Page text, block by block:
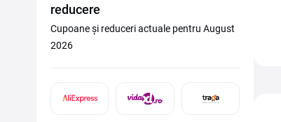
reducere
Cupoane și reduceri actuale pentru August
2026